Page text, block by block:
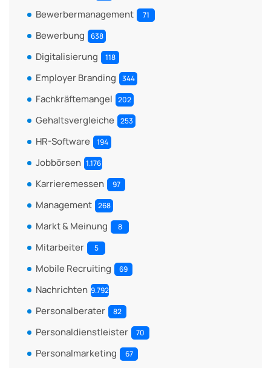
Bewerbermanagement 71
Bewerbung 638
Digitalisierung 118
Employer Branding 344
Fachkräftemangel 202
Gehaltsvergleiche 253
HR-Software 194
Jobbörsen 1.176
Karrieremessen 97
Management 268
Markt & Meinung 8
Mitarbeiter 5
Mobile Recruiting 69
Nachrichten 9.792
Personalberater 82
Personaldienstleister 70
Personalmarketing 67